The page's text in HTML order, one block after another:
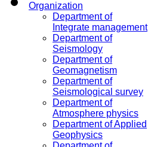
Organization
Department of
Integrate management
Department of
Seismology
Department of
Geomagnetism
Department of
Seismological survey
Department of
Atmosphere physics
Department of Applied
Geophysics